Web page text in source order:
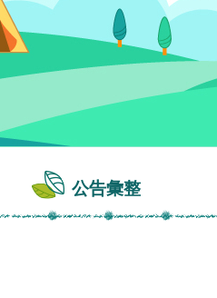
公告彙整